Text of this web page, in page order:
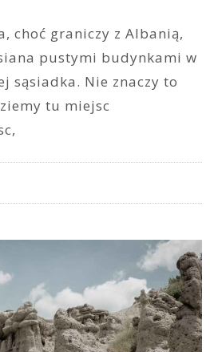
choć graniczy z Albanią,
pustymi budynkami w
sąsiadka. Nie znaczy to
tu miejsc